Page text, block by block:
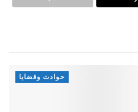
حوادث وقضايا